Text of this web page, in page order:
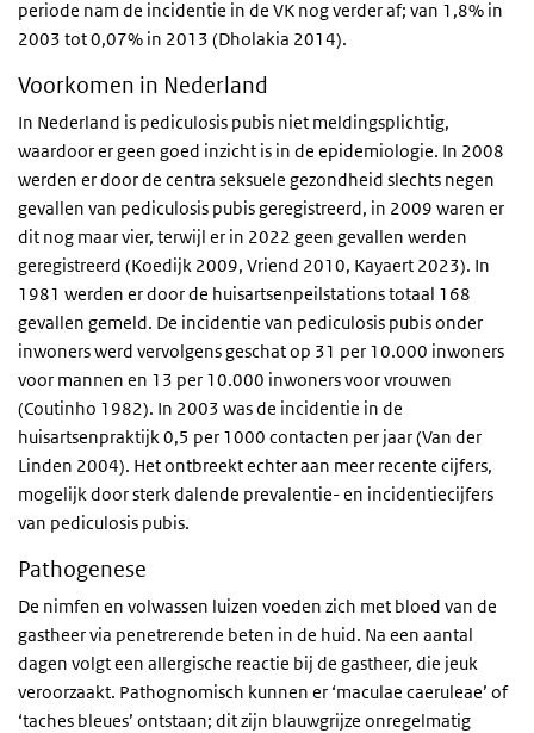
periode nam de incidentie in de VK nog verder af; van 1,8% in
2003 tot 0,07% in 2013 (Dholakia 2014).
Voorkomen in Nederland
In Nederland is pediculosis pubis niet meldingsplichtig,
waardoor er geen goed inzicht is in de epidemiologie. In 2008
werden er door de centra seksuele gezondheid slechts negen
gevallen van pediculosis pubis geregistreerd, in 2009 waren er
dit nog maar vier, terwijl er in 2022 geen gevallen werden
geregistreerd (Koedijk 2009, Vriend 2010, Kayaert 2023). In
1981 werden er door de huisartsenpeilstations totaal 168
gevallen gemeld. De incidentie van pediculosis pubis onder
inwoners werd vervolgens geschat op 31 per 10.000 inwoners
voor mannen en 13 per 10.000 inwoners voor vrouwen
(Coutinho 1982). In 2003 was de incidentie in de
huisartsenpraktijk 0,5 per 1000 contacten per jaar (Van der
Linden 2004). Het ontbreekt echter aan meer recente cijfers,
mogelijk door sterk dalende prevalentie- en incidentiecijfers
van pediculosis pubis.
Pathogenese
De nimfen en volwassen luizen voeden zich met bloed van de
gastheer via penetrerende beten in de huid. Na een aantal
dagen volgt een allergische reactie bij de gastheer, die jeuk
veroorzaakt. Pathognomisch kunnen er ‘maculae caeruleae’ of
‘taches bleues’ ontstaan; dit zijn blauwgrijze onregelmatig